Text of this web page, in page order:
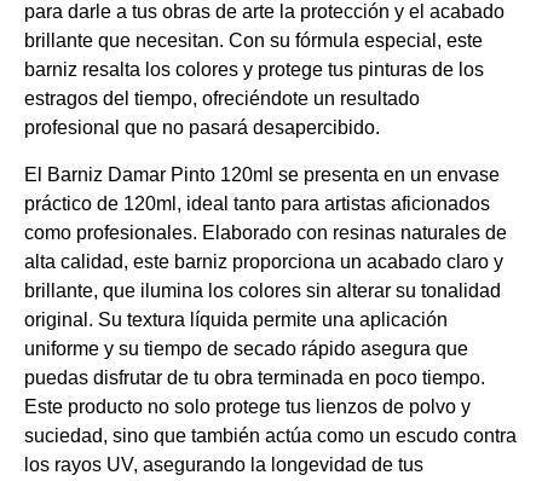
para darle a tus obras de arte la protección y el acabado
brillante que necesitan. Con su fórmula especial, este
barniz resalta los colores y protege tus pinturas de los
estragos del tiempo, ofreciéndote un resultado
profesional que no pasará desapercibido.
El Barniz Damar Pinto 120ml se presenta en un envase
práctico de 120ml, ideal tanto para artistas aficionados
como profesionales. Elaborado con resinas naturales de
alta calidad, este barniz proporciona un acabado claro y
brillante, que ilumina los colores sin alterar su tonalidad
original. Su textura líquida permite una aplicación
uniforme y su tiempo de secado rápido asegura que
puedas disfrutar de tu obra terminada en poco tiempo.
Este producto no solo protege tus lienzos de polvo y
suciedad, sino que también actúa como un escudo contra
los rayos UV, asegurando la longevidad de tus